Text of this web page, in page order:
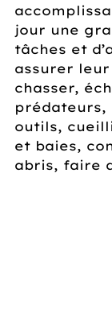
jour une
tâches et
assurer
chasser,
prédateurs,
outils,
et baies,
abris, faire